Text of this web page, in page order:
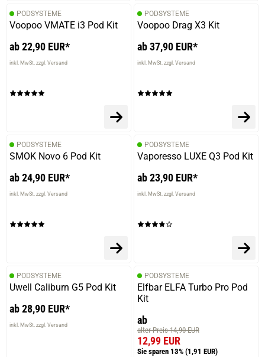
PODSYSTEME
Voopoo VMATE i3 Pod Kit
ab 22,90 EUR*
inkl. MwSt. zzgl. Versand
PODSYSTEME
Voopoo Drag X3 Kit
ab 37,90 EUR*
inkl. MwSt. zzgl. Versand
PODSYSTEME
SMOK Novo 6 Pod Kit
ab 24,90 EUR*
inkl. MwSt. zzgl. Versand
PODSYSTEME
Vaporesso LUXE Q3 Pod Kit
ab 23,90 EUR*
inkl. MwSt. zzgl. Versand
PODSYSTEME
Uwell Caliburn G5 Pod Kit
ab 28,90 EUR*
inkl. MwSt. zzgl. Versand
PODSYSTEME
Elfbar ELFA Turbo Pro Pod
Kit
ab
alter Preis 14,90 EUR
12,99 EUR
Sie sparen 13% (1,91 EUR)